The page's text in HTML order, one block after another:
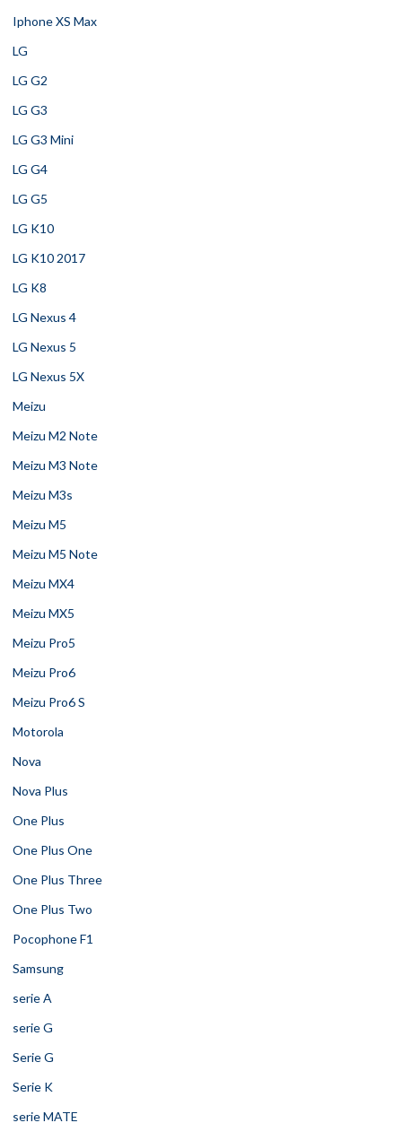
Iphone XS Max
LG
LG G2
LG G3
LG G3 Mini
LG G4
LG G5
LG K10
LG K10 2017
LG K8
LG Nexus 4
LG Nexus 5
LG Nexus 5X
Meizu
Meizu M2 Note
Meizu M3 Note
Meizu M3s
Meizu M5
Meizu M5 Note
Meizu MX4
Meizu MX5
Meizu Pro5
Meizu Pro6
Meizu Pro6 S
Motorola
Nova
Nova Plus
One Plus
One Plus One
One Plus Three
One Plus Two
Pocophone F1
Samsung
serie A
serie G
Serie G
Serie K
serie MATE